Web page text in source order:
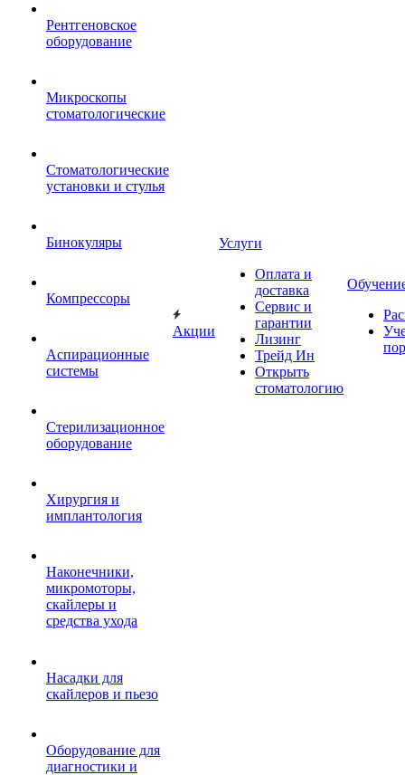
Рентгеновское
оборудование
Микроскопы
стоматологические
Стоматологические
установки и стулья
Бинокуляры
Компрессоры
Аспирационные
системы
Стерилизационное
оборудование
Хирургия и
имплантология
Наконечники,
микромоторы,
скайлеры и
средства ухода
Насадки для
скайлеров и пьезо
Оборудование для
диагностики и
Акции
Услуги
Оплата и
доставка
Сервис и
гарантии
Лизинг
Трейд Ин
Открыть
стоматологию